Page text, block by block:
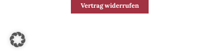
Vertrag widerrufen